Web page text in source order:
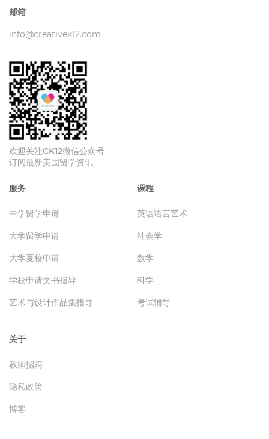
邮箱
info@creativek12.com
欢迎关注CK12微信公众号
订阅最新美国留学资讯
课程
英语语言艺术
社会学
数学
科学
考试辅导
服务
中学留学申请
大学留学申请
大学夏校申请
学校申请文书指导
艺术与设计作品集指导
关于
教师招聘
隐私政策
博客